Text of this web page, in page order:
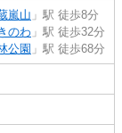
嵐山 」駅 徒歩8分
のわ 」駅 徒歩32分
公園 」駅 徒歩68分